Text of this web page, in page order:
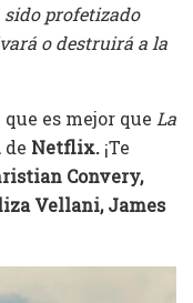
sido profetizado
o destruirá a la
es mejor que La
de Netflix. ¡Te
Convery,
Vellani, James